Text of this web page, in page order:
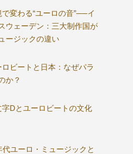
で変わる“ユーロの音”──イ
ウェーデン：三大制作国が
ージックの違い
ロビートと日本：なぜパラ
か？
字Dとユーロビートの文化
代ユーロ・ミュージックと